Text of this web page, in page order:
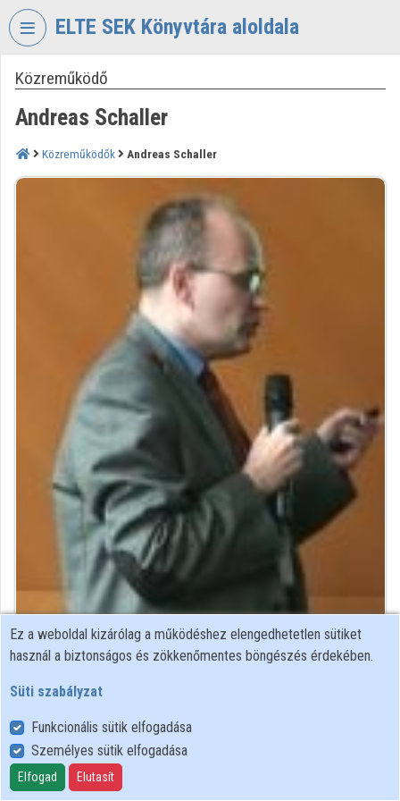
Fejléc kihagyása
ELTE SEK Könyvtára aloldala
VIDEOTORIUM
ELTE
EKL
Intézményi felfedezés
Kategóriák
Intézményi listák
Intézmények
Közreműködők
Közreműködő
Andreas Schaller
Közreműködők Andreas Schaller
Közreműködő felvételei
Névjegyek
Névjegy
ASC Andreas Schaller Technology Consulting
Ez a weboldal kizárólag a működéshez elengedhetetlen sütiket
használ a biztonságos és zökkenőmentes böngészés érdekében.
Süti szabályzat
Funkcionális sütik elfogadása
Személyes sütik elfogadása
Elfogad Elutasít